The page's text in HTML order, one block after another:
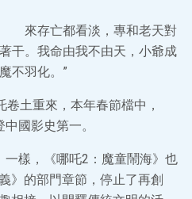
來存亡都看淡，專和老天對
著干。我命由我不由天，小爺成
魔不羽化。”
卷土重來，本年春節檔中，
國影史第一。
樣，《哪吒2：魔童鬧海》也
》的部門章節，停止了再創